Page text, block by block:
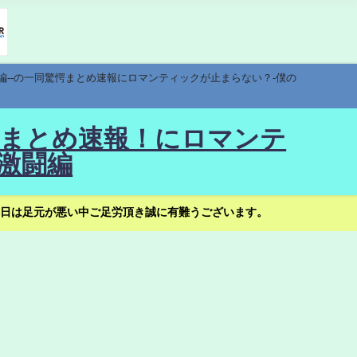
の一同驚愕まとめ速報にロマンティックが止まらない？-僕の
とめ速報！にロマンテ
闘編
足元が悪い中ご足労頂き誠に有難うございます。